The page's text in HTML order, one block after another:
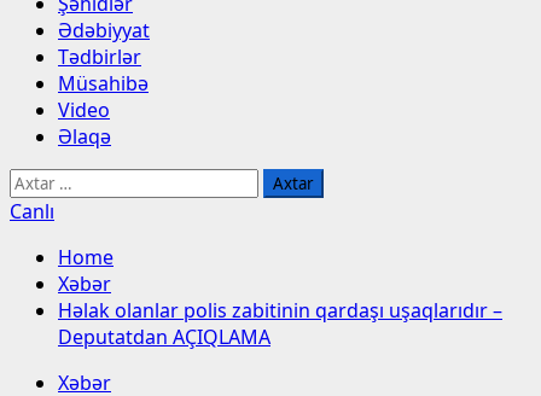
Ədəbiyyat
Tədbirlər
Müsahibə
Video
Əlaqə
Axtarış:
Canlı
Home
Xəbər
Həlak olanlar polis zabitinin qardaşı uşaqlarıdır –
Deputatdan AÇIQLAMA
Xəbər